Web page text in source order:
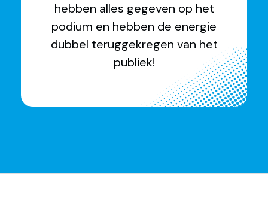
hebben alles gegeven op het
podium en hebben de energie
dubbel teruggekregen van het
publiek!